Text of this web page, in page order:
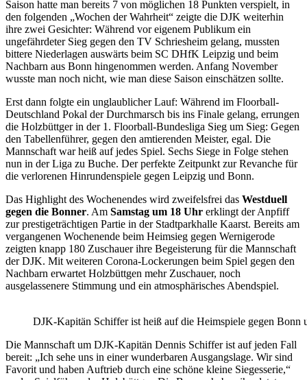
Saison hatte man bereits 7 von möglichen 18 Punkten verspielt, in
den folgenden „Wochen der Wahrheit“ zeigte die DJK weiterhin
ihre zwei Gesichter: Während vor eigenem Publikum ein
ungefährdeter Sieg gegen den TV Schriesheim gelang, mussten
bittere Niederlagen auswärts beim SC DHfK Leipzig und beim
Nachbarn aus Bonn hingenommen werden. Anfang November
wusste man noch nicht, wie man diese Saison einschätzen sollte.
Erst dann folgte ein unglaublicher Lauf: Während im Floorball-
Deutschland Pokal der Durchmarsch bis ins Finale gelang, errungen
die Holzbüttger in der 1. Floorball-Bundesliga Sieg um Sieg: Gegen
den Tabellenführer, gegen den amtierenden Meister, egal. Die
Mannschaft war heiß auf jedes Spiel. Sechs Siege in Folge stehen
nun in der Liga zu Buche. Der perfekte Zeitpunkt zur Revanche für
die verlorenen Hinrundenspiele gegen Leipzig und Bonn.
Das Highlight des Wochenendes wird zweifelsfrei das Westduell
gegen die Bonner. Am Samstag um 18 Uhr erklingt der Anpfiff
zur prestigeträchtigen Partie in der Stadtparkhalle Kaarst. Bereits am
vergangenen Wochenende beim Heimsieg gegen Wernigerode
zeigten knapp 180 Zuschauer ihre Begeisterung für die Mannschaft
der DJK. Mit weiteren Corona-Lockerungen beim Spiel gegen den
Nachbarn erwartet Holzbüttgen mehr Zuschauer, noch
ausgelassenere Stimmung und ein atmosphärisches Abendspiel.
DJK-Kapitän Schiffer ist heiß auf die Heimspiele gegen
Die Mannschaft um DJK-Kapitän Dennis Schiffer ist auf jeden Fall
bereit: „Ich sehe uns in einer wunderbaren Ausgangslage. Wir sind
Favorit und haben Auftrieb durch eine schöne kleine Siegesserie,“